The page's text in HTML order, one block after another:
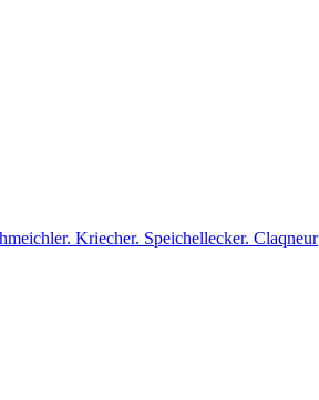
Kriecher. Speichellecker. Claqneur